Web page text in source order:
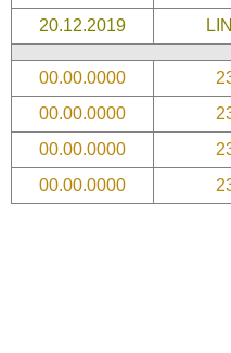
20.12.2019
00.00.0000
00.00.0000
00.00.0000
00.00.0000